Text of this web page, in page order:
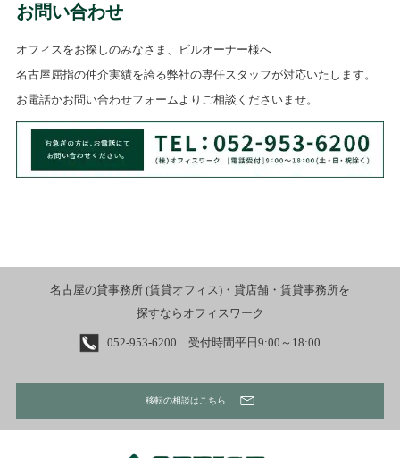
お問い合わせ
オフィスをお探しのみなさま、ビルオーナー様へ
名古屋屈指の仲介実績を誇る弊社の専任スタッフが対応いたします。
お電話かお問い合わせフォームよりご相談くださいませ。
名古屋の貸事務所 (賃貸オフィス)・貸店舗・賃貸事務所を
探すならオフィスワーク
052-953-6200 受付時間平日9:00～18:00
移転の相談はこちら